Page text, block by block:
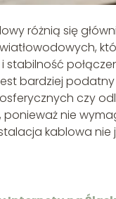
różnią się
stabilność
bardziej
czy
nie
kablowa nie